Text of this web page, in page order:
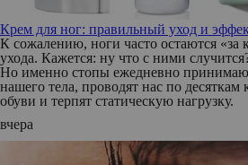
Крем для ног: правильный уход и
К сожалению, ноги часто остаются «за
ухода. Кажется: ну что с ними
Но именно стопы ежедневно
нашего тела, проводят нас по
обуви и терпят статическую нагрузку.
вчера